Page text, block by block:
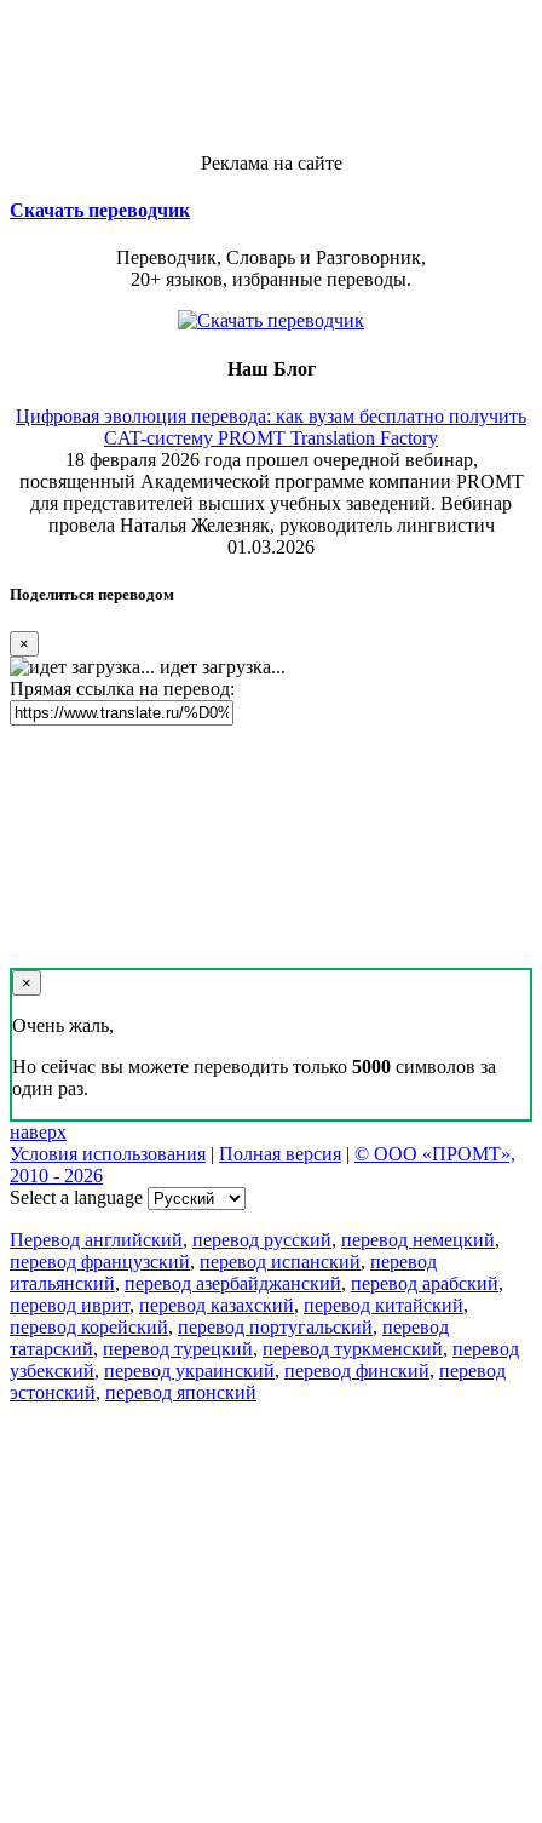
Реклама на сайте
Скачать переводчик
Переводчик, Словарь и Разговорник,
20+ языков, избранные переводы.
Наш Блог
Цифровая эволюция перевода: как вузам бесплатно получить
CAT-систему PROMT Translation Factory
18 февраля 2026 года прошел очередной вебинар,
посвященный Академической программе компании PROMT
для представителей высших учебных заведений. Вебинар
провела Наталья Железняк, руководитель лингвистич
01.03.2026
Поделиться переводом
×
идет загрузка...
Прямая ссылка на перевод:
×
Очень жаль,
Но сейчас вы можете переводить только 5000 символов за
один раз.
наверх
Условия использования | Полная версия | © ООО «ПРОМТ»,
2010 - 2026
Select a language
Перевод английский, перевод русский, перевод немецкий,
перевод французский, перевод испанский, перевод
итальянский, перевод азербайджанский, перевод арабский,
перевод иврит, перевод казахский, перевод китайский,
перевод корейский, перевод португальский, перевод
татарский, перевод турецкий, перевод туркменский, перевод
узбекский, перевод украинский, перевод финский, перевод
эстонский, перевод японский